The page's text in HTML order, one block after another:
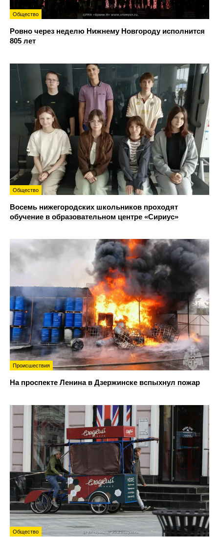
Общество
Ровно через неделю Нижнему Новгороду исполнится
805 лет
Общество
Восемь нижегородских школьников проходят
обучение в образовательном центре «Сириус»
Происшествия
На проспекте Ленина в Дзержинске вспыхнул пожар
Общество